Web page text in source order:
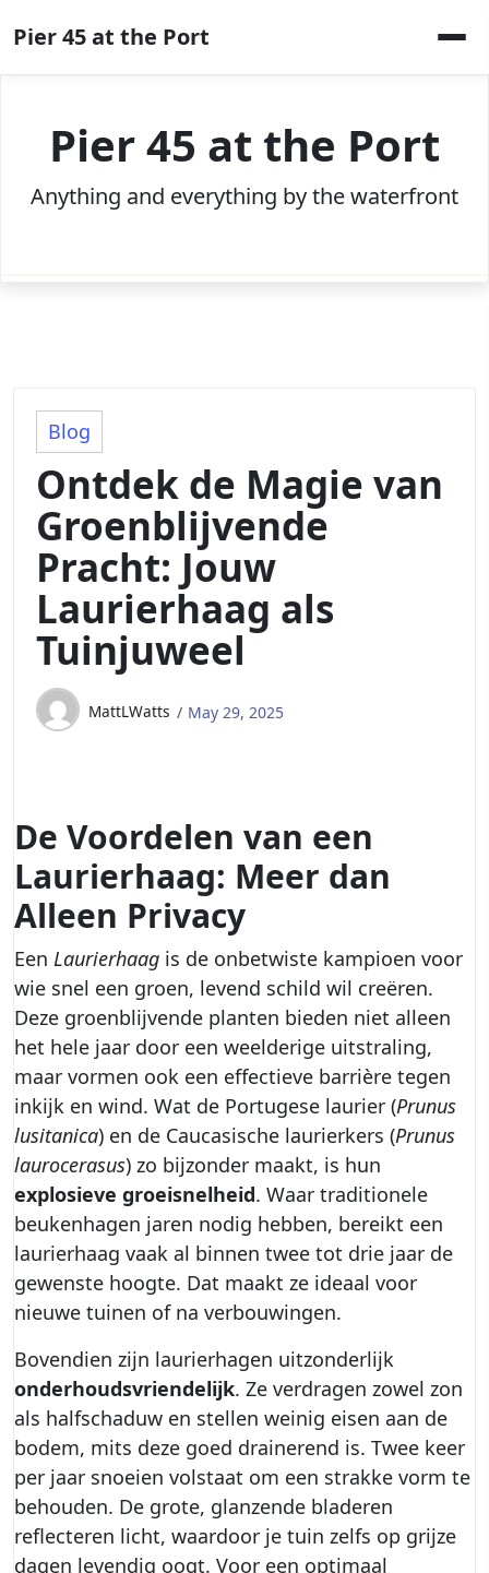
to
content
Pier 45 at the Port
Pier 45 at the Port
Anything and everything by the waterfront
Blog
Ontdek de Magie van
Groenblijvende
Pracht: Jouw
Laurierhaag als
Tuinjuweel
MattLWatts May 29, 2025
De Voordelen van een
Laurierhaag: Meer dan
Alleen Privacy
Een Laurierhaag is de onbetwiste kampioen voor
wie snel een groen, levend schild wil creëren.
Deze groenblijvende planten bieden niet alleen
het hele jaar door een weelderige uitstraling,
maar vormen ook een effectieve barrière tegen
inkijk en wind. Wat de Portugese laurier (Prunus
lusitanica) en de Caucasische laurierkers (Prunus
laurocerasus) zo bijzonder maakt, is hun
explosieve groeisnelheid. Waar traditionele
beukenhagen jaren nodig hebben, bereikt een
laurierhaag vaak al binnen twee tot drie jaar de
gewenste hoogte. Dat maakt ze ideaal voor
nieuwe tuinen of na verbouwingen.
Bovendien zijn laurierhagen uitzonderlijk
onderhoudsvriendelijk. Ze verdragen zowel zon
als halfschaduw en stellen weinig eisen aan de
bodem, mits deze goed drainerend is. Twee keer
per jaar snoeien volstaat om een strakke vorm te
behouden. De grote, glanzende bladeren
reflecteren licht, waardoor je tuin zelfs op grijze
dagen levendig oogt. Voor een optimaal